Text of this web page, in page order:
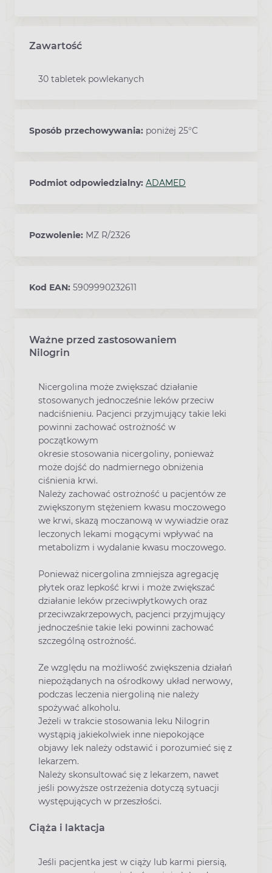
Zawartość
30 tabletek powlekanych
Sposób przechowywania: poniżej 25°C
Podmiot odpowiedzialny: ADAMED
Pozwolenie: MZ R/2326
Kod EAN: 5909990232611
Ważne przed zastosowaniem
Ostrzeżenia dotyczące stosowania leku
Nilogrin
Nicergolina może zwiększać działanie
stosowanych jednocześnie leków przeciw
nadciśnieniu. Pacjenci przyjmujący takie leki
powinni zachować ostrożność w
początkowym
okresie stosowania nicergoliny, ponieważ
może dojść do nadmiernego obniżenia
ciśnienia krwi.
Należy zachować ostrożność u pacjentów ze
zwiększonym stężeniem kwasu moczowego
we krwi, skazą moczanową w wywiadzie oraz
leczonych lekami mogącymi wpływać na
metabolizm i wydalanie kwasu moczowego.
Ponieważ nicergolina zmniejsza agregację
płytek oraz lepkość krwi i może zwiększać
działanie leków przeciwpłytkowych oraz
przeciwzakrzepowych, pacjenci przyjmujący
jednocześnie takie leki powinni zachować
szczególną ostrożność.
Ze względu na możliwość zwiększenia działań
niepożądanych na ośrodkowy układ nerwowy,
podczas leczenia niergoliną nie należy
spożywać alkoholu.
Jeżeli w trakcie stosowania leku Nilogrin
wystąpią jakiekolwiek inne niepokojące
objawy lek należy odstawić i porozumieć się z
lekarzem.
Należy skonsultować się z lekarzem, nawet
jeśli powyższe ostrzeżenia dotyczą sytuacji
występujących w przeszłości.
Ciąża i laktacja
Jeśli pacjentka jest w ciąży lub karmi piersią,